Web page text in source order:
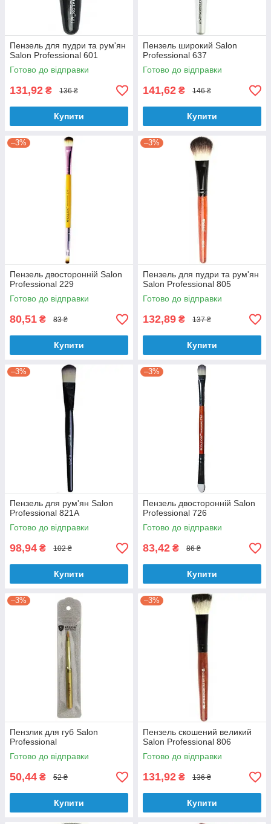
Пензель для пудри та рум'ян
Salon Professional 601
Готово до відправки
131,92 ₴ 136 ₴
Купити
Пензель широкий Salon
Professional 637
Готово до відправки
141,62 ₴ 146 ₴
Купити
–3%
Пензель двосторонній Salon
Professional 229
Готово до відправки
80,51 ₴ 83 ₴
Купити
–3%
Пензель для пудри та рум'ян
Salon Professional 805
Готово до відправки
132,89 ₴ 137 ₴
Купити
–3%
Пензель для рум'ян Salon
Professional 821А
Готово до відправки
98,94 ₴ 102 ₴
Купити
–3%
Пензель двосторонній Salon
Professional 726
Готово до відправки
83,42 ₴ 86 ₴
Купити
–3%
Пензлик для губ Salon
Professional
Готово до відправки
50,44 ₴ 52 ₴
Купити
–3%
Пензель скошений великий
Salon Professional 806
Готово до відправки
131,92 ₴ 136 ₴
Купити